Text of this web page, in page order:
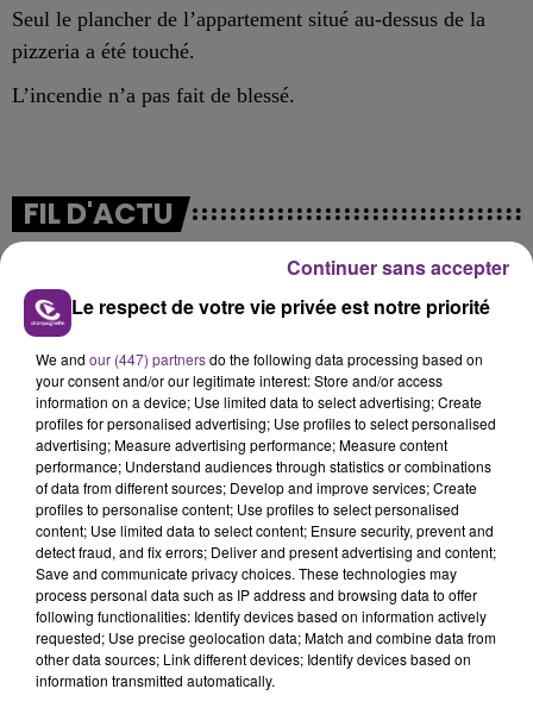
Seul le plancher de l’appartement situé au-dessus de la
pizzeria a été touché.
L’incendie n’a pas fait de blessé.
FIL D'ACTU
5 août 2026
UN FEU DE REMORQUE BLOQUE LA
CIRCULATION DANS LES ARDENNES
Un feu de remorque s'est déclaré ce mercredi en
fin de matinée sur l'A34.
Le respect de votre vie privée est notre priorité
We and our (447) partnersdo the following data processing based on
your consent and/or our legitimate interest: Store and/or access
information on a device; Use limited data to select advertising; Create
profiles for personalised advertising; Use profiles to select personalised
advertising; Measure advertising performance; Measure content
performance; Understand audiences through statistics or combinations
of data from different sources; Develop and improve services; Create
profiles to personalise content; Use profiles to select personalised
content; Use limited data to select content; Ensure security, prevent and
detect fraud, and fix errors; Deliver and present advertising and content;
Save and communicate privacy choices. These technologies may
process personal data such as IP address and browsing data to offer
following functionalities: Identify devices based on information actively
requested; Use precise geolocation data; Match and combine data from
other data sources; Link different devices; Identify devices based on
information transmitted automatically.
Continuer sans accepter